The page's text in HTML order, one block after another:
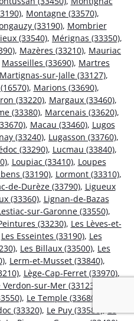
, Montagne (33570),
(33190), Mombrier
(33540), Mérignas (33350),
, Mazères (33210), Mauriac
Masseilles (33690), Martres
Martignas-sur-Jalle (33127),
, Marions (33690),
(33220), Margaux (33460),
(33380), Marcenais (33620),
, Macau (33460), Lugos
(33240), Lugasson (33760),
(33290), Lucmau (33840),
, Loupiac (33410), Loupes
(33190), Lormont (33310),
de-Durèze (33790), Ligueux
(33360), Lignan-de-Bazas
sur-Garonne (33550),
(33230), Les Lèves-et-
Les Esseintes (33190), Les
, Les Billaux (33500), Les
, Lerm-et-Musset (33840),
, Lège-Cap-Ferret (33970),
Verdon-sur-Mer (33123)
, Le Temple (33680)
(33320), Le Puy (33580),Le